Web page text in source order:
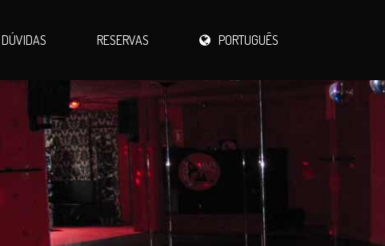
DÚVIDAS RESERVAS PORTUGUÊS